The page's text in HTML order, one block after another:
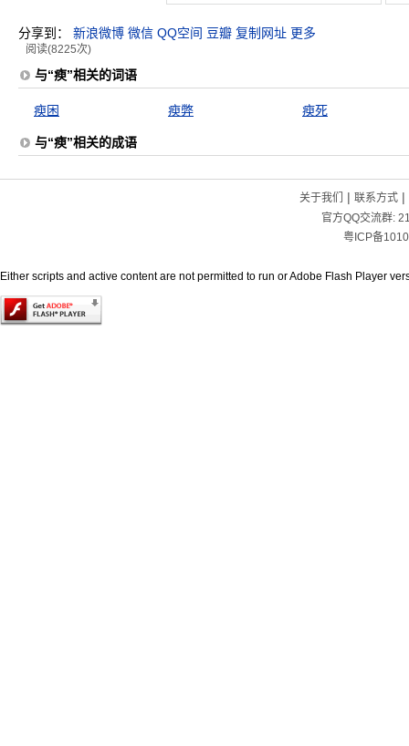
分享到： 新浪微博 微信 QQ空间 豆瓣 复制网址 更多
阅读(8225次)
与“瘐”相关的词语
瘐困 瘐弊 瘐死
与“瘐”相关的成语
关于我们 | 联系方式|
官方QQ交流群:
粤ICP备
Either scripts and active content are not permitted to run or Adobe Flash Player